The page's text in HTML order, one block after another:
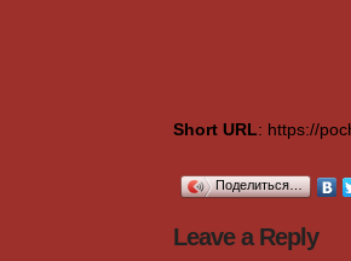
Short URL: https://
Поделиться…
Leave a Reply